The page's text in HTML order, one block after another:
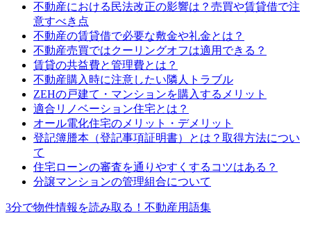
不動産における民法改正の影響は？売買や賃貸借で注
意すべき点
不動産の賃貸借で必要な敷金や礼金とは？
不動産売買ではクーリングオフは適用できる？
賃貸の共益費と管理費とは？
不動産購入時に注意したい隣人トラブル
ZEHの戸建て・マンションを購入するメリット
適合リノベーション住宅とは？
オール電化住宅のメリット・デメリット
登記簿謄本（登記事項証明書）とは？取得方法につい
て
住宅ローンの審査を通りやすくするコツはある？
分譲マンションの管理組合について
3分で物件情報を読み取る！不動産用語集